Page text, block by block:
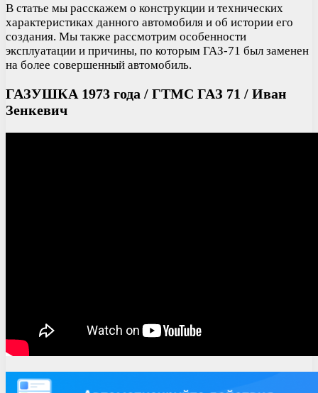
В статье мы расскажем о конструкции и технических
характеристиках данного автомобиля и об истории его
создания. Мы также рассмотрим особенности
эксплуатации и причины, по которым ГАЗ-71 был заменен
на более совершенный автомобиль.
ГАЗУШКА 1973 года / ГТМС ГАЗ 71 / Иван
Зенкевич